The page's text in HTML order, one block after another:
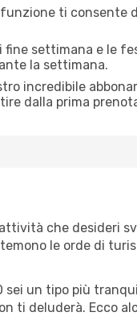
ti consente
settimana e le
la settimana.
incredibile
dalla prima
che desideri
le orde di
un tipo più
ti deluderà. Ecco